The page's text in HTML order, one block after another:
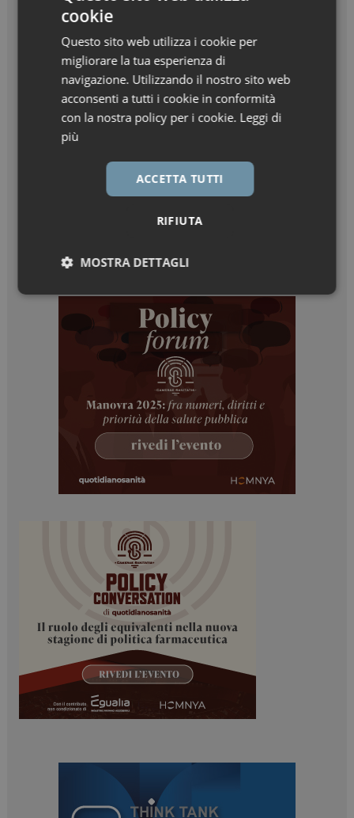
cookie
Questo sito web utilizza i cookie per
migliorare la tua esperienza di
navigazione. Utilizzando il nostro sito web
acconsenti a tutti i cookie in conformità
con la nostra policy per i cookie. Leggi di
più
ACCETTA TUTTI
RIFIUTA
MOSTRA DETTAGLI
Necessari Marketing
Necessari Marketing
I cookie necessari contribuiscono a rendere fruibile il
sito web abilitandone funzionalità di base quali la
navigazione sulle pagine e l'accesso alle aree
protette del sito. Il sito web non è in grado di
funzionare correttamente senza questi cookie.